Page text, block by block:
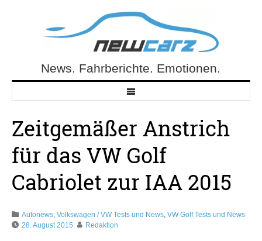
NewCarz.deNews. Fahrberichte. Emotionen.
Zeitgemäßer Anstrich
für das VW Golf
Cabriolet zur IAA 2015
Autonews, Volkswagen / VW Tests und News, VW Golf Tests und News
28. August 2015
Redaktion